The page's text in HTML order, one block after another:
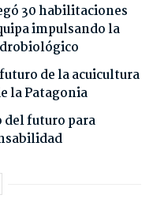
30 habilitaciones
impulsando la
de la acuicultura
la Patagonia
del futuro para